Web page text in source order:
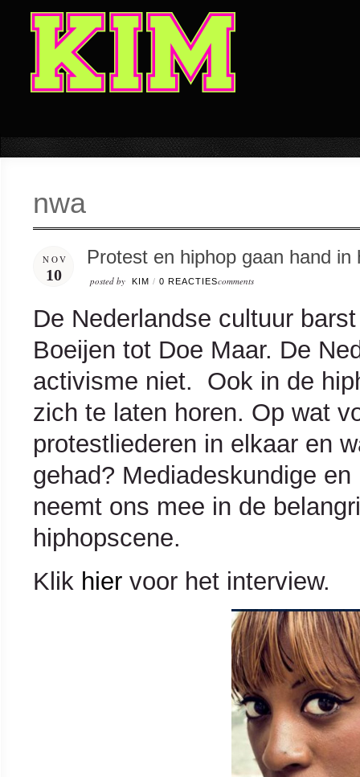
nwa
NOV
10
Protest en hiphop gaan hand
posted by KIM / 0 REACTIEScomments
De Nederlandse cultuur
Boeijen tot Doe Maar. De
activisme niet. Ook in de
zich te laten horen. Op wat
protestliederen in elkaar en
gehad? Mediadeskundige
neemt ons mee in de
hiphopscene.
Klik hier voor het interview.